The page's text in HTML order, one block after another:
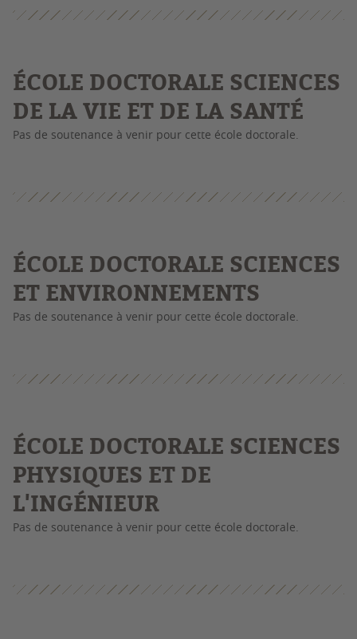
ÉCOLE DOCTORALE SCIENCES
DE LA VIE ET DE LA SANTÉ
Pas de soutenance à venir pour cette école doctorale.
ÉCOLE DOCTORALE SCIENCES
ET ENVIRONNEMENTS
Pas de soutenance à venir pour cette école doctorale.
ÉCOLE DOCTORALE SCIENCES
PHYSIQUES ET DE
L'INGÉNIEUR
Pas de soutenance à venir pour cette école doctorale.